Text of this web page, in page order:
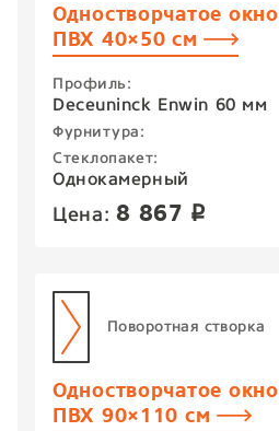
Одностворчатое окно
ПВХ 40×50 см
Профиль:
Deceuninck Enwin 60 мм
Фурнитура:
Стеклопакет:
Однокамерный
Цена:8 867 p
Поворотная створка
Одностворчатое окно
ПВХ 90×110 см